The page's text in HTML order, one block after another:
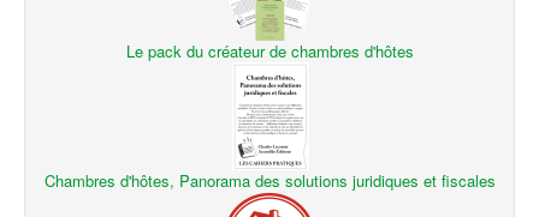
Le pack du créateur de chambres d'hôtes
Chambres d'hôtes, Panorama des solutions juridiques et fiscales